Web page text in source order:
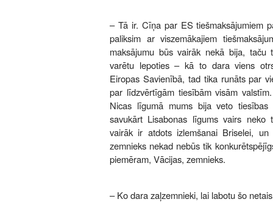
– Tā ir. Cīņa par ES tiešmaksājumiem
paliksim ar viszemākajiem
maksājumu būs vairāk nekā bija,
varētu lepoties – kā to dara viens
Eiropas Savienībā, tad tika runāts par
par līdzvērtīgām tiesībām visām
Nicas līgumā mums bija veto tiesības
savukārt Lisabonas līgums vairs neko
vairāk ir atdots izlemšanai Briselei,
zemnieks nekad nebūs tik
piemēram, Vācijas, zemnieks.
– Ko dara zaļzemnieki, lai labotu šo